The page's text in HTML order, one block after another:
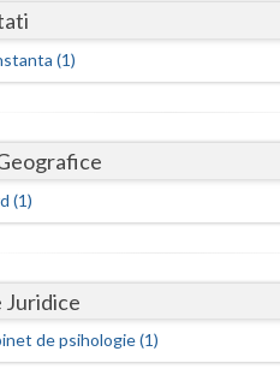
Constanta
Harghita
(1)
(1)
Juridice
de psihologie (1)